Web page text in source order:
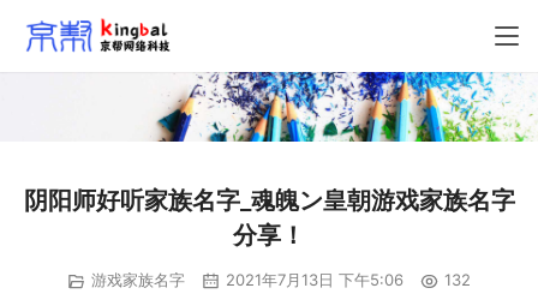
阴阳师好听家族名字_魂魄ン皇朝游戏家族名字
分享！
游戏家族名字 2021年7月13日 下午5:06 132